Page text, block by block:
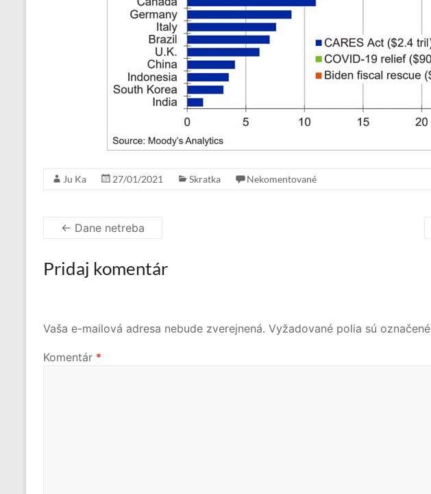
Ju Ka 27/01/2021 Skratka Nekomentované
← Dane netreba
Pridaj komentár
Vaša e-mailová adresa nebude zverejnená. Vyžadované polia sú označené
Komentár *